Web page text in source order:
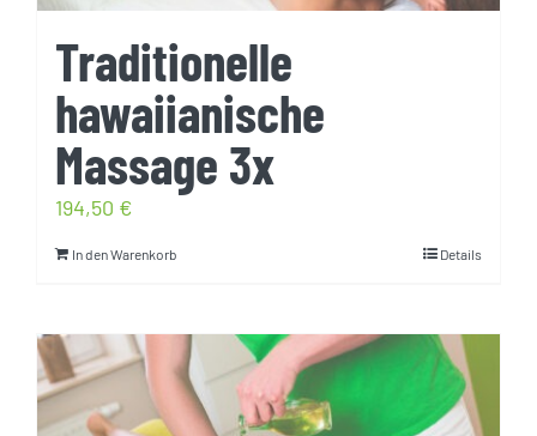
Traditionelle
hawaiianische
Massage 3x
194,50 €
In den Warenkorb Details